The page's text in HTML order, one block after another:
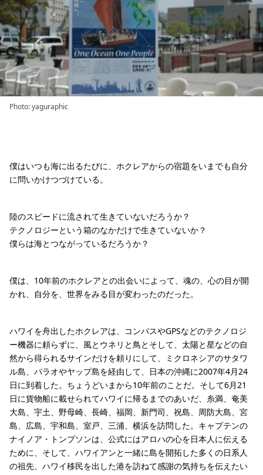
Photo: yaguraphic
僕はいつも海に出るたびに、ホクレアからの宿題をいまでも自分
に問いかけつづけている。
陸のスピードに流されて生きていないだろうか？
テクノロジーという箱のなかだけで生きていないか？
僕らは海とつながっているだろうか？
僕は、10年前のホクレアとの出会いによって、魂の、心の目が開
かれ、自分を、世界をみる目が変わったのだった。
ハワイを舟出したホクレアは、コンパスやGPSなどのテクノロジ
ー機器に頼らずに、風とウネリと鳥とそして、太陽と星などの自
然から得られるサインだけを頼りにして、ミクロネシアのサタワ
ル島、パラオやヤップ島を経由して、日本の沖縄に2007年4月24
日に到着した。ちょうどいまから10年前のことだ。そして6月21
日に貨物船に載せられてハワイに帰るまでのあいだ、糸満、奄美
大島、宇土、野母崎、長崎、福岡、新門司、祝島、周防大島、宮
島、広島、宇和島、室戸、三浦、横浜を訪問した。キャプテンの
ナイノア・トンプソンは、公式にはアロハの心を日本人に伝える
ために、そして、ハワイアンと一緒に島を開拓した多くの日系人
の祖先、ハワイ移民を出した港を訪ねて感謝の気持ちを伝えたい